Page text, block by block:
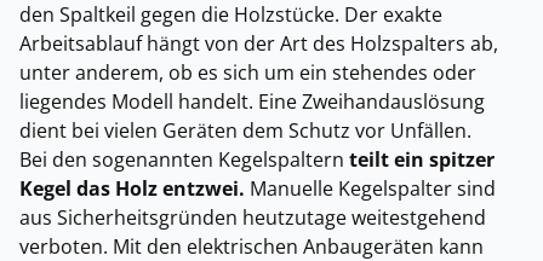
den Spaltkeil gegen die Holzstücke. Der exakte
Arbeitsablauf hängt von der Art des Holzspalters ab,
unter anderem, ob es sich um ein stehendes oder
liegendes Modell handelt. Eine Zweihandauslösung
dient bei vielen Geräten dem Schutz vor Unfällen.
Bei den sogenannten Kegelspaltern teilt ein spitzer
Kegel das Holz entzwei. Manuelle Kegelspalter sind
aus Sicherheitsgründen heutzutage weitestgehend
verboten. Mit den elektrischen Anbaugeräten kann